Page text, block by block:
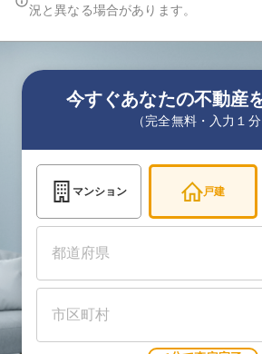
況と異なる場合があります。
今すぐあなたの不動産
（完全無料・入力１分
マンション 戸建